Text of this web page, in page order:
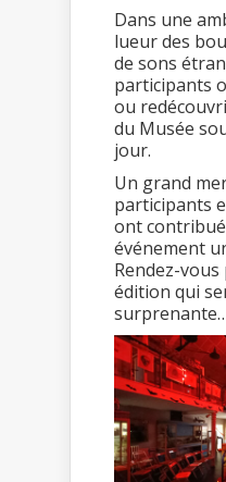
Dans une
lueur des
de sons
participants
ou
du Musée
jour.
Un grand
participants
ont
événement
Rendez-
édition qui